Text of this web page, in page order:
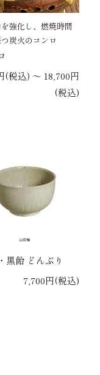
強化し、燃焼時間
炭火のコンロ
(税込) 〜 18,700円
(税込)
黒飴 どんぶり
7,700円(税込)